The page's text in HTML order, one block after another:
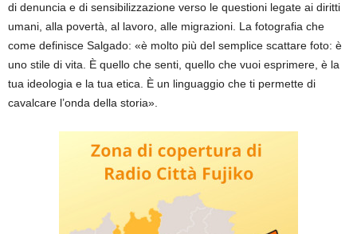
di denuncia e di sensibilizzazione verso le questioni legate ai diritti
umani, alla povertà, al lavoro, alle migrazioni. La fotografia che
come definisce Salgado: «è molto più del semplice scattare foto: è
uno stile di vita. È quello che senti, quello che vuoi esprimere, è la
tua ideologia e la tua etica. È un linguaggio che ti permette di
cavalcare l’onda della storia».